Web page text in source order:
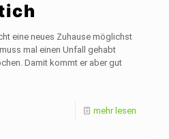
eine neues Zuhause möglichst
mal einen Unfall gehabt
Damit kommt er aber gut
mehr lesen